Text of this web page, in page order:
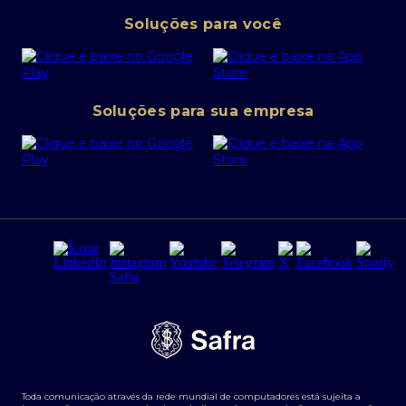
Canal de denúncias
Política de Segurança Cibernética
Portal da Privacidade
PRSAC
Regras e Parâmetros de Atuação Banco Safra
Segurança da Informação
Tarifas e serviços Pessoa Física
Transparência de remuneração
Abra sua conta PJ
SafraPay
Cartão Safra Empresas
Empréstimo e financiamentos PJ
Derivativos
Agronegócios
Soluções para você
Soluções para sua empresa
Toda comunicação através da rede mundial de computadores está sujeita a